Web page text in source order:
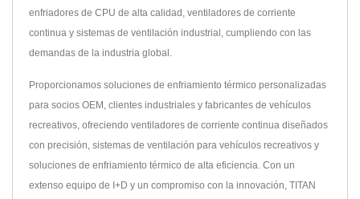
enfriadores de CPU de alta calidad, ventiladores de corriente
continua y sistemas de ventilación industrial, cumpliendo con las
demandas de la industria global.
Proporcionamos soluciones de enfriamiento térmico personalizadas
para socios OEM, clientes industriales y fabricantes de vehículos
recreativos, ofreciendo ventiladores de corriente continua diseñados
con precisión, sistemas de ventilación para vehículos recreativos y
soluciones de enfriamiento térmico de alta eficiencia. Con un
extenso equipo de I+D y un compromiso con la innovación, TITAN